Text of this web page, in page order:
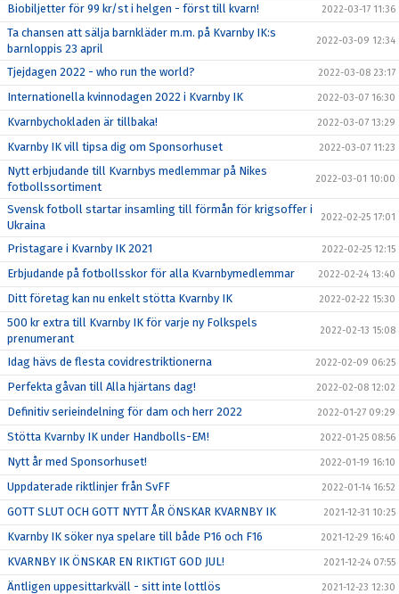
Biobiljetter för 99 kr/st i helgen - först till kvarn! 2022-03-17 11:36
Ta chansen att sälja barnkläder m.m. på Kvarnby IK:s
barnloppis 23 april
2022-03-09 12:34
Tjejdagen 2022 - who run the world? 2022-03-08 23:17
Internationella kvinnodagen 2022 i Kvarnby IK 2022-03-07 16:30
Kvarnbychokladen är tillbaka! 2022-03-07 13:29
Kvarnby IK vill tipsa dig om Sponsorhuset 2022-03-07 11:23
Nytt erbjudande till Kvarnbys medlemmar på Nikes
fotbollssortiment
2022-03-01 10:00
Svensk fotboll startar insamling till förmån för krigsoffer i
Ukraina
2022-02-25 17:01
Pristagare i Kvarnby IK 2021 2022-02-25 12:15
Erbjudande på fotbollsskor för alla Kvarnbymedlemmar 2022-02-24 13:40
Ditt företag kan nu enkelt stötta Kvarnby IK 2022-02-22 15:30
500 kr extra till Kvarnby IK för varje ny Folkspels
prenumerant
2022-02-13 15:08
Idag hävs de flesta covidrestriktionerna 2022-02-09 06:25
Perfekta gåvan till Alla hjärtans dag! 2022-02-08 12:02
Definitiv serieindelning för dam och herr 2022 2022-01-27 09:29
Stötta Kvarnby IK under Handbolls-EM! 2022-01-25 08:56
Nytt år med Sponsorhuset! 2022-01-19 16:10
Uppdaterade riktlinjer från SvFF 2022-01-14 16:52
GOTT SLUT OCH GOTT NYTT ÅR ÖNSKAR KVARNBY IK 2021-12-31 10:25
Kvarnby IK söker nya spelare till både P16 och F16 2021-12-29 16:40
KVARNBY IK ÖNSKAR EN RIKTIGT GOD JUL! 2021-12-24 07:55
Äntligen uppesittarkväll - sitt inte lottlös 2021-12-23 12:30